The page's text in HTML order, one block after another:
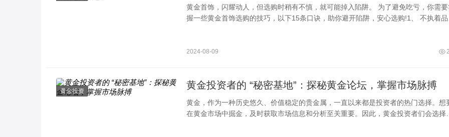
黄金首饰，闪耀动人，但选购时稍有不慎，就可能掉入陷阱。 为了避免吃亏，你需
握一些黄金首饰选购的技巧，以下15条口诀，助你避开陷阱，安心选购!1、 不执着品
2024-08-09
黄金投资
黄金投资者的 “秘密基地”：探秘黄金论坛，掌握市场脉搏
黄金，作为一种历史悠久、价值稳定的贵金属，一直以来都是投资者的热门选择。想
在黄金市场中掘金，及时获取市场信息和分析至关重要。因此，黄金投资者们会选择加